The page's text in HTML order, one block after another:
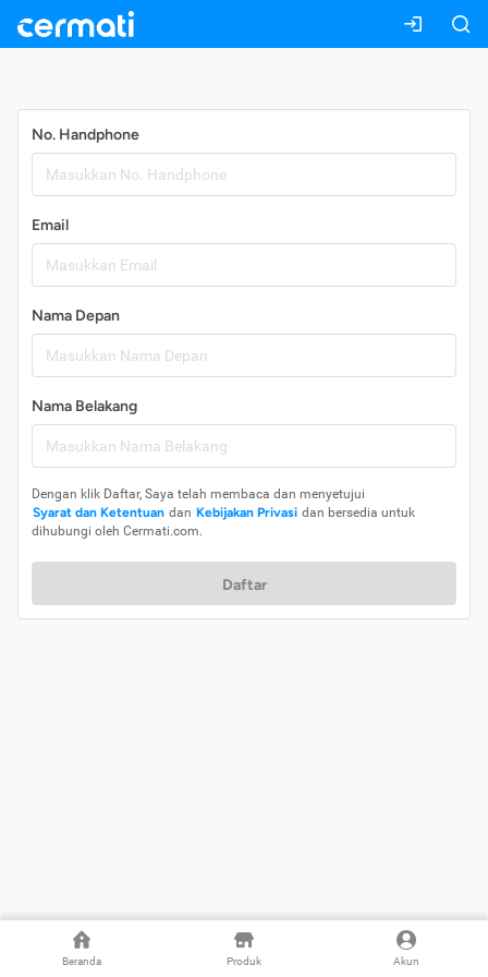
Beranda Produk Akun
No. Handphone
Email
Nama Depan
Nama Belakang
Dengan klik Daftar, Saya telah membaca dan menyetujui
Syarat dan Ketentuan dan Kebijakan Privasi dan bersedia untuk
dihubungi oleh Cermati.com.
Daftar